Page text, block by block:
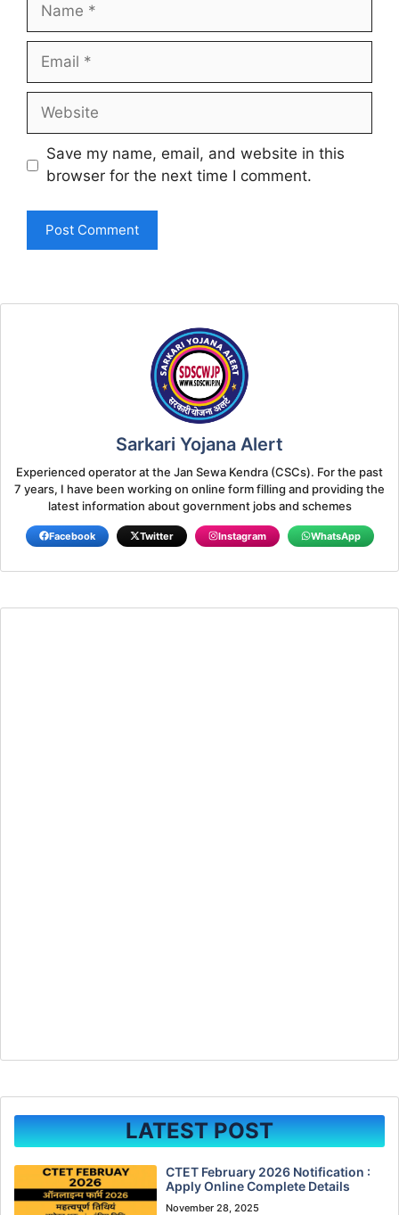
Email
Website
Save my name, email, and website in this
browser for the next time I comment.
Sarkari Yojana Alert
Experienced operator at the Jan Sewa Kendra (CSCs). For the past
7 years, I have been working on online form filling and providing the
latest information about government jobs and schemes
Facebook Twitter Instagram WhatsApp
LATEST POST
CTET February 2026 Notification :
Apply Online Complete Details
November 28, 2025